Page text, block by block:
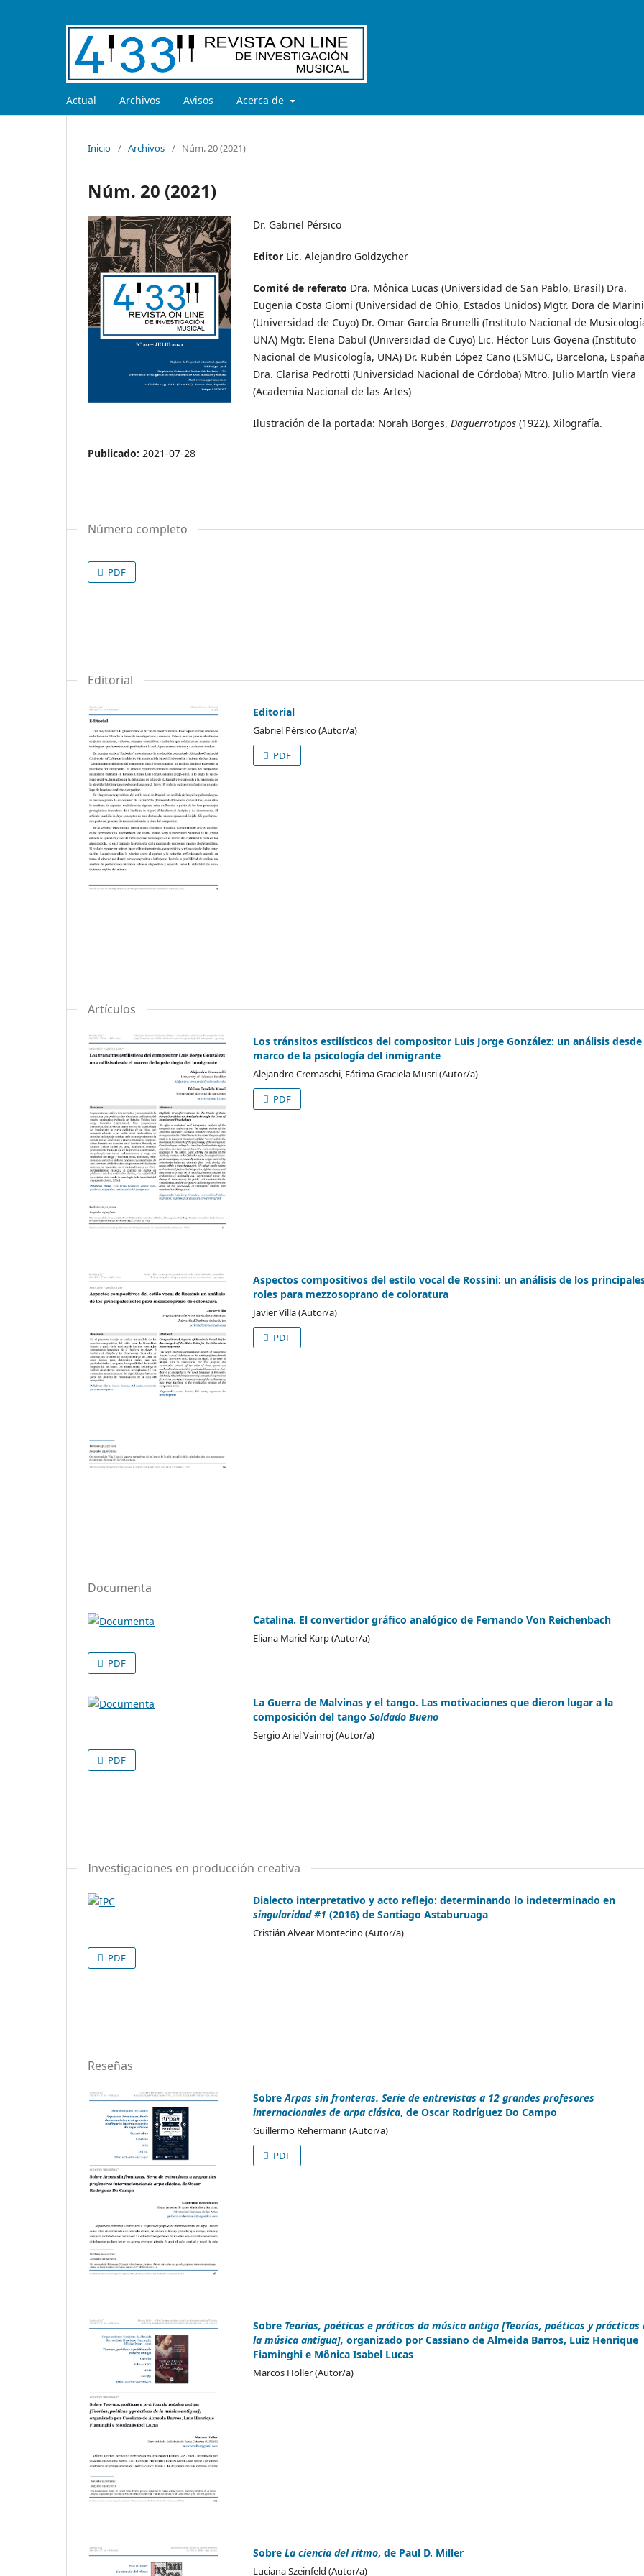
Actual Archivos Avisos Acerca de
Inicio / Archivos / Núm. 20 (2021)
Núm. 20 (2021)
Dr. Gabriel Pérsico
Editor Lic. Alejandro Goldzycher
Comité de referato Dra. Mônica Lucas (Universidad de San Pablo, Brasil) Dra.
Eugenia Costa Giomi (Universidad de Ohio, Estados Unidos) Mgtr. Dora de
(Universidad de Cuyo) Dr. Omar García Brunelli (Instituto Nacional de
UNA) Mgtr. Elena Dabul (Universidad de Cuyo) Lic. Héctor Luis Goyena (Instituto
Nacional de Musicología, UNA) Dr. Rubén López Cano (ESMUC, Barcelona,
Dra. Clarisa Pedrotti (Universidad Nacional de Córdoba) Mtro. Julio Martín Viera
(Academia Nacional de las Artes)
Ilustración de la portada: Norah Borges, Daguerrotipos (1922). Xilografía.
Publicado: 2021-07-28
Número completo
PDF
Editorial
Editorial
Gabriel Pérsico (Autor/a)
PDF
Artículos
Los tránsitos estilísticos del compositor Luis Jorge González: un análisis desde
marco de la psicología del inmigrante
Alejandro Cremaschi, Fátima Graciela Musri (Autor/a)
PDF
Aspectos compositivos del estilo vocal de Rossini: un análisis de los
roles para mezzosoprano de coloratura
Javier Villa (Autor/a)
PDF
Documenta
Catalina. El convertidor gráfico analógico de Fernando Von Reichenbach
Eliana Mariel Karp (Autor/a)
PDF
La Guerra de Malvinas y el tango. Las motivaciones que dieron lugar a la
composición del tango Soldado Bueno
Sergio Ariel Vainroj (Autor/a)
PDF
Investigaciones en producción creativa
Dialecto interpretativo y acto reflejo: determinando lo indeterminado en
singularidad #1 (2016) de Santiago Astaburuaga
Cristián Alvear Montecino (Autor/a)
PDF
Reseñas
SobreArpas sin fronteras. Serie de entrevistas a 12 grandes profesores
internacionales de arpa clásica, de Oscar Rodríguez Do Campo
Guillermo Rehermann (Autor/a)
PDF
Sobre Teorias, poéticas e práticas da música antiga [Teorías, poéticas y prácticas
la música antigua], organizado por Cassiano de Almeida Barros, Luiz Henrique
Fiaminghi e Mônica Isabel Lucas
Marcos Holler (Autor/a)
Sobre La ciencia del ritmo, de Paul D. Miller
Luciana Szeinfeld (Autor/a)